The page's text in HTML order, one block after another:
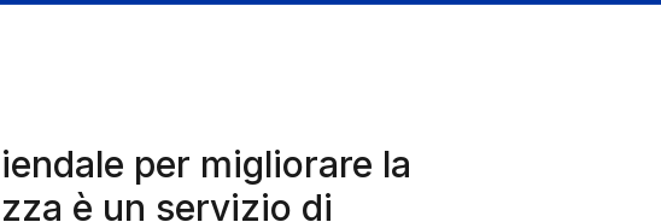
per migliorare la
è un servizio di